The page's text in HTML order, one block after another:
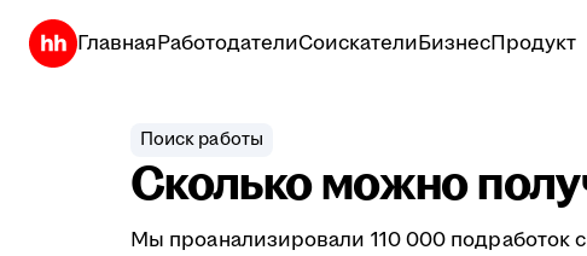
ГлавнаяРаботодателиСоискателиБизнесПродукт
Поиск работы
Сколько можно
Мы проанализировали 110 000 подработок